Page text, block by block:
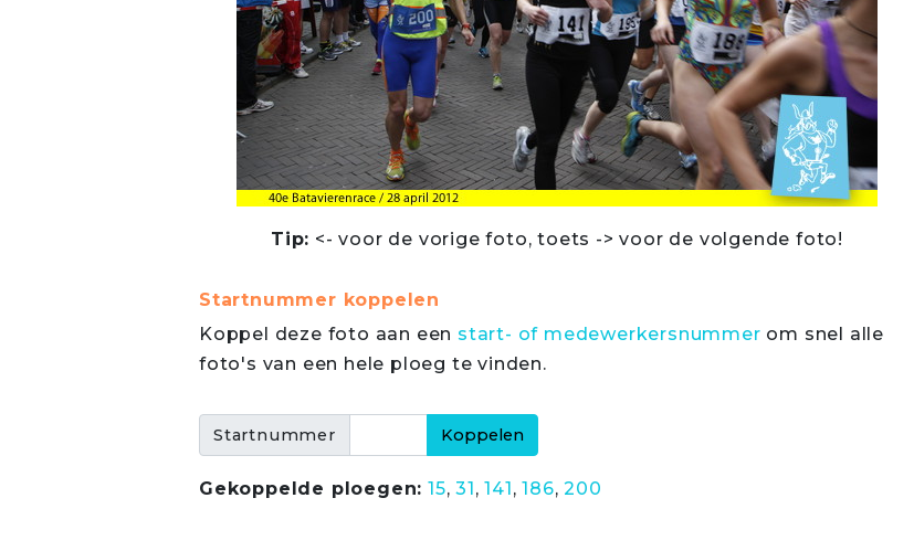
Tip: <- voor de vorige foto, toets -> voor de volgende foto!
Startnummer koppelen
Koppel deze foto aan een start- of medewerkersnummer om snel alle
foto's van een hele ploeg te vinden.
Startnummer
Gekoppelde ploegen: 15,31,141,186,200